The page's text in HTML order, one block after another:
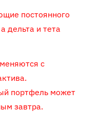
постоянного
дельта и тета
с
портфель может
завтра.